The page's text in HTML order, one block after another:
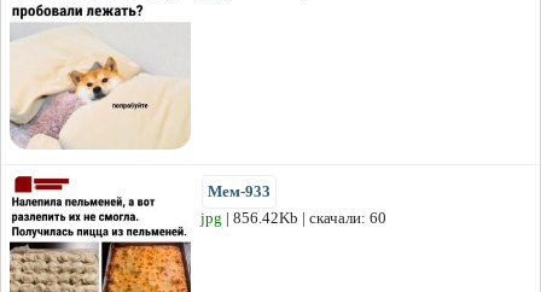
Мем-933
jpg | 856.42Kb | скачали: 60